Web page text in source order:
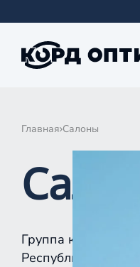
Главная Салоны
Группа компаний
Республике